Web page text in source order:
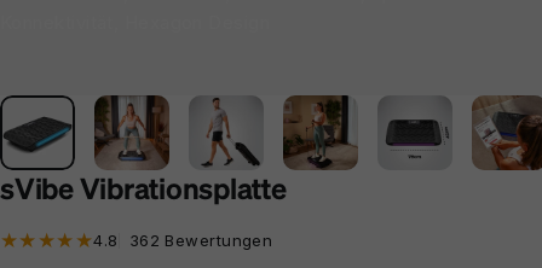
sVibe Vibrationsplatte
4.8 362 Bewertungen